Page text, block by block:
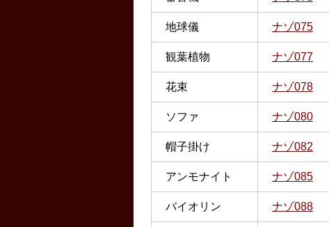
地球儀 ナゾ075
観葉植物 ナゾ077
花束 ナゾ078
ソファ ナゾ080
帽子掛け ナゾ082
アンモナイト ナゾ085
バイオリン ナゾ088